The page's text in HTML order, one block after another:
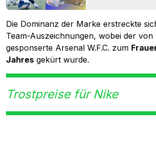
Die Dominanz der Marke erstreckte
Team-Auszeichnungen, wobei der von
gesponserte Arsenal W.F.C. zum
Jahres gekürt wurde.
Trostpreise für Nike